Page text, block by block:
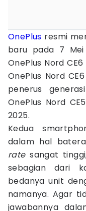
OnePlus resmi
baru pada 7 Mei
OnePlus Nord
OnePlus Nord
penerus
OnePlus Nord
2025.
Kedua
dalam hal
ratesangat
sebagian dari
bedanya unit
namanya. Agar
jawabannya